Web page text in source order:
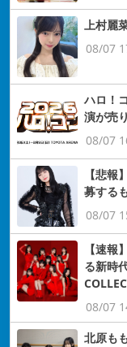
上村麗
08/07
ハロ！
演が売
08/07
【悲
募する
08/07
【速
る新時
08/07
北原も